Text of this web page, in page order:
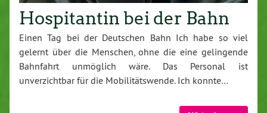
Hospitantin bei der Bahn
Einen Tag bei der Deutschen Bahn Ich habe so viel
gelernt über die Menschen, ohne die eine gelingende
Bahnfahrt unmöglich wäre. Das Personal ist
unverzichtbar für die Mobilitätswende. Ich konnte…